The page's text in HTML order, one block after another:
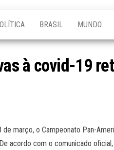
BRASIL MUNDO
à covid-19
março, o Campeonato Pan-
acordo com o comunicado